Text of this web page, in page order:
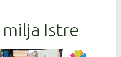
milja Istre